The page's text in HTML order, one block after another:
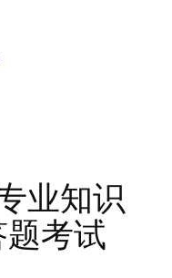
业知识
考试